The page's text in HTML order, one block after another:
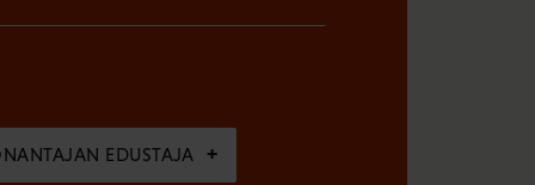
EDUSTAJA